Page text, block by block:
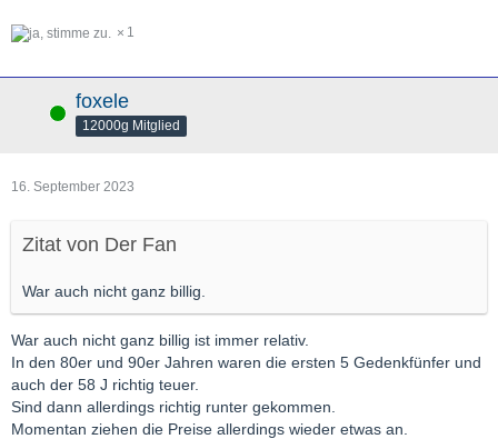
1
Online foxele
12000g Mitglied
16. September 2023
Zitat von Der Fan
War auch nicht ganz billig.
War auch nicht ganz billig ist immer relativ.
In den 80er und 90er Jahren waren die ersten 5 Gedenkfünfer und
auch der 58 J richtig teuer.
Sind dann allerdings richtig runter gekommen.
Momentan ziehen die Preise allerdings wieder etwas an.